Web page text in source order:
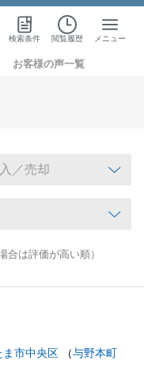
検索条件 閲覧履歴 メニュー
お客様の声一覧
は評価が高い順）
ま市中央区 （与野本町